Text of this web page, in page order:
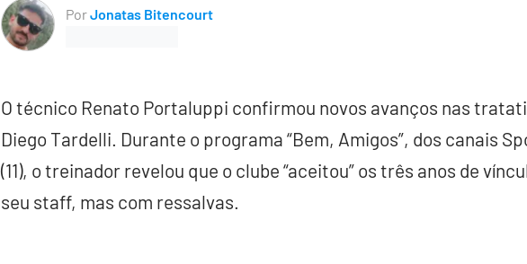
PorJonatas Bitencourt
O técnico Renato Portaluppi confirmou novos avanços nas
Diego Tardelli. Durante o programa “Bem, Amigos”, dos canais
(11), o treinador revelou que o clube “aceitou” os três anos de
seu staff, mas com ressalvas.